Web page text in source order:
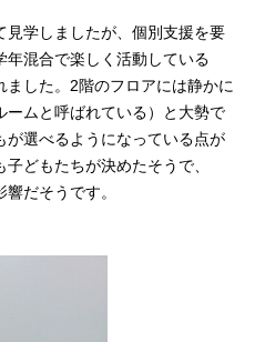
学しましたが、個別支援を要
混合で楽しく活動している
ました。2階のフロアには静かに
ームと呼ばれている）と大勢で
が選べるようになっている点が
どもたちが決めたそうで、
だそうです。